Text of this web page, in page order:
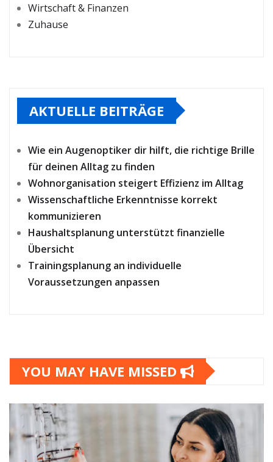
Wirtschaft & Finanzen
Zuhause
AKTUELLE BEITRÄGE
Wie ein Augenoptiker dir hilft, die richtige Brille
für deinen Alltag zu finden
Wohnorganisation steigert Effizienz im Alltag
Wissenschaftliche Erkenntnisse korrekt
kommunizieren
Haushaltsplanung unterstützt finanzielle
Übersicht
Trainingsplanung an individuelle
Voraussetzungen anpassen
YOU MAY HAVE MISSED